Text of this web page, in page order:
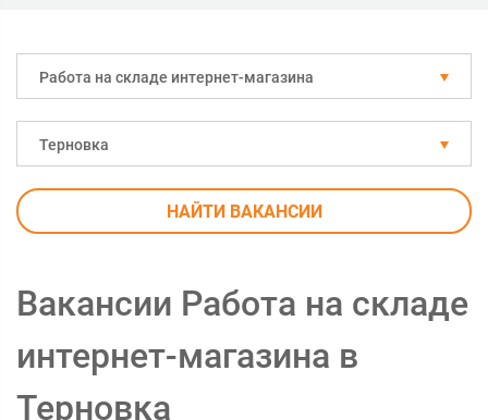
Работа на складе интернет-магазина
Терновка
НАЙТИ ВАКАНСИИ
Вакансии Работа на складе
интернет-магазина в
Терновка